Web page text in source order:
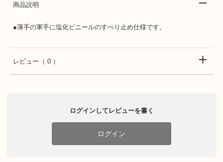
商品説明
●薄手の軍手に塩化ビニールのすべり止め仕様です。
レビュー （ 0 ）
ログインしてレビューを書く
ログイン